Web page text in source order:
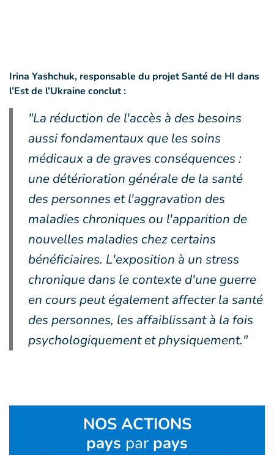
Irina Yashchuk, responsable du projet Santé de HI dans
l’Est de l’Ukraine conclut :
"La réduction de l'accès à des besoins
aussi fondamentaux que les soins
médicaux a de graves conséquences :
une détérioration générale de la santé
des personnes et l'aggravation des
maladies chroniques ou l'apparition de
nouvelles maladies chez certains
bénéficiaires. L'exposition à un stress
chronique dans le contexte d'une guerre
en cours peut également affecter la santé
des personnes, les affaiblissant à la fois
psychologiquement et physiquement."
NOS ACTIONS
pays par pays